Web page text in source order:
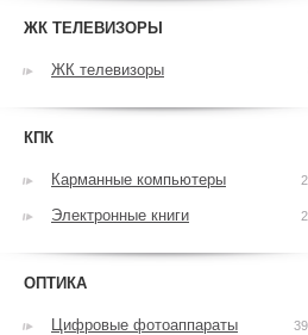
ЖК ТЕЛЕВИЗОРЫ
ЖК телевизоры
КПК
Карманные компьютеры
Электронные книги
ОПТИКА
Цифровые фотоаппараты